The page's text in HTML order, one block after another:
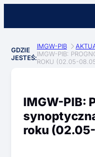
GDZIE
JESTEŚ:
IMGW-PIB
IMGW-PIB:
ROKU (02.05-
IMGW-PIB:
roku